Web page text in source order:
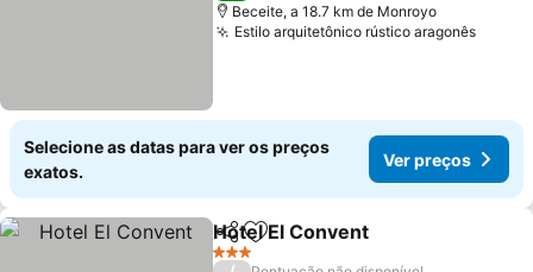
Beceite, a 18.7 km de Monroyo
Estilo arquitetônico rústico aragonêsVer
Selecione as datas para ver os preços
exatos.
Ver preços
PartilharAdicionar aos favoritos
Hotel El Convent
3 Estrelas